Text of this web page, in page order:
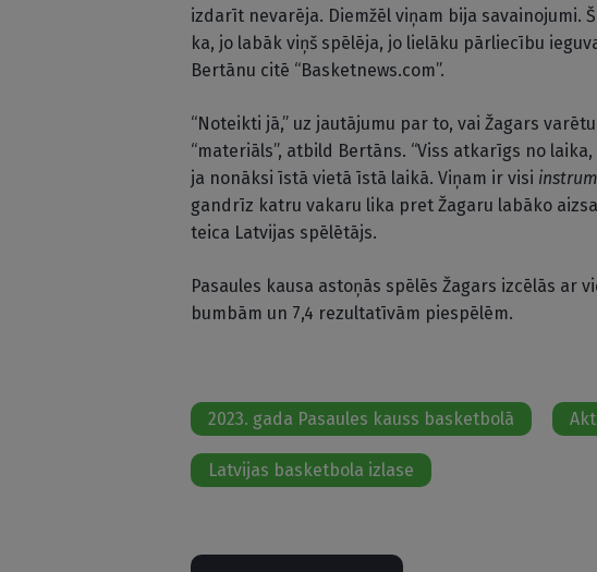
izdarīt nevarēja. Diemžēl viņam bija savainojumi.
ka, jo labāk viņš spēlēja, jo lielāku pārliecību
Bertānu citē “Basketnews.com”.
“Noteikti jā,” uz jautājumu par to, vai Žagars
“materiāls”, atbild Bertāns. “Viss atkarīgs no
ja nonāksi īstā vietā īstā laikā. Viņam ir visi
gandrīz katru vakaru lika pret Žagaru labāko
teica Latvijas spēlētājs.
Pasaules kausa astoņās spēlēs Žagars izcēlās ar
bumbām un 7,4 rezultatīvām piespēlēm.
2023. gada Pasaules kauss basketbolā
Latvijas basketbola izlase